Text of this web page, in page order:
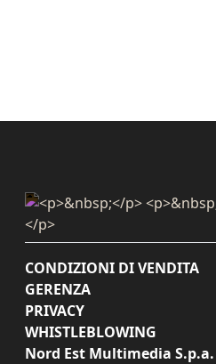
CONDIZIONI DI VENDITA
GERENZA
PRIVACY
WHISTLEBLOWING
Nord Est Multimedia S.p.a.